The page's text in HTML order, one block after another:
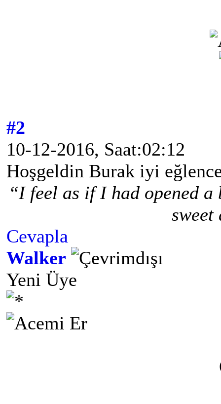
#2
10-12-2016, Saat:02:12
Hoşgeldin Burak iyi
“I feel as if I had opened
sweet
Cevapla
Walker
Yeni Üye